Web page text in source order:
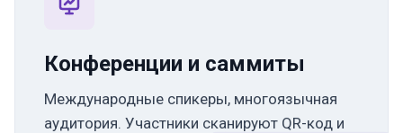
Конференции и саммиты
Международные спикеры, многоязычная
аудитория. Участники сканируют QR-код и